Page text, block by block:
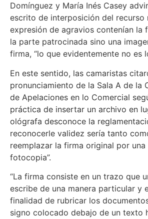
Domínguez y María Inés Casey
escrito de interposición del recurso
expresión de agravios contenían la
la parte patrocinada sino una
firma, “lo que evidentemente no es
En este sentido, las camaristas
pronunciamiento de la Sala A de la
de Apelaciones en lo Comercial
práctica de insertar un archivo en
ológrafa desconoce la
reconocerle validez sería tanto
reemplazar la firma original por una
fotocopia”.
“La firma consiste en un trazo que
escribe de una manera particular y
finalidad de rubricar los
signo colocado debajo de un texto